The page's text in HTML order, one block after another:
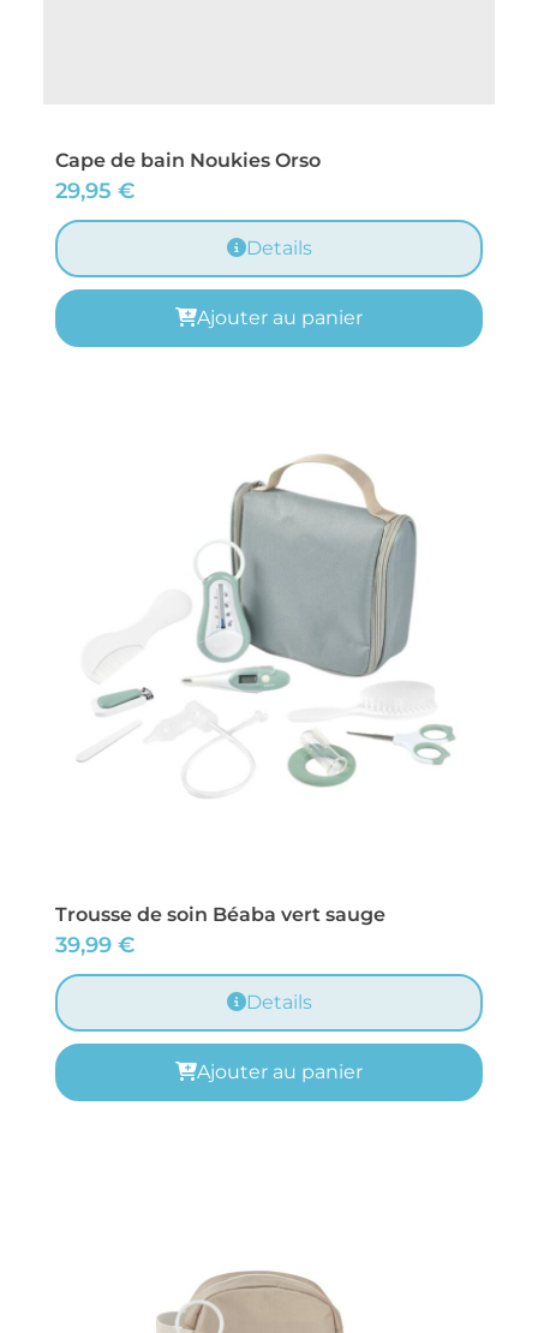
Cape de bain Noukies Orso
29,95 €
Details
Ajouter au panier
Trousse de soin Béaba vert sauge
39,99 €
Details
Ajouter au panier